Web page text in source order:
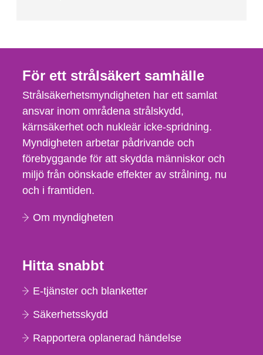
För ett strålsäkert samhälle
Strålsäkerhetsmyndigheten har ett samlat
ansvar inom områdena strålskydd,
kärnsäkerhet och nukleär icke-spridning.
Myndigheten arbetar pådrivande och
förebyggande för att skydda människor och
miljö från oönskade effekter av strålning, nu
och i framtiden.
Om myndigheten
Hitta snabbt
E-tjänster och blanketter
Säkerhetsskydd
Rapportera oplanerad händelse